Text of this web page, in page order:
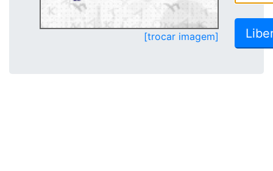
[trocar imagem]